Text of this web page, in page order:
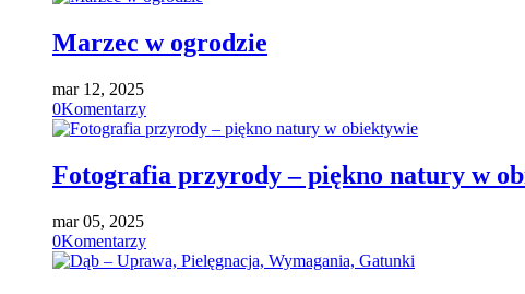
Marzec w ogrodzie
mar 12, 2025
0Komentarzy
Fotografia przyrody – piękno natury w
mar 05, 2025
0Komentarzy